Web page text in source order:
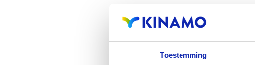
Toestemming